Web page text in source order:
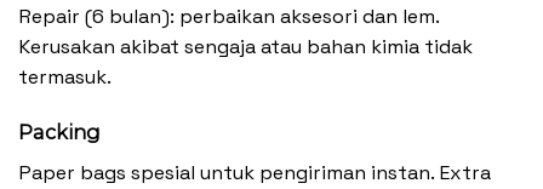
Repair (6 bulan): perbaikan aksesori dan lem.
Kerusakan akibat sengaja atau bahan kimia tidak
termasuk.
Packing
Paper bags spesial untuk pengiriman instan. Extra